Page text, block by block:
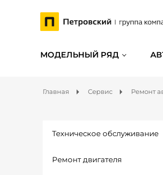
МОДЕЛЬНЫЙ РЯД
Главная Сервис Ремонт
Техническое обслуживание
Ремонт двигателя